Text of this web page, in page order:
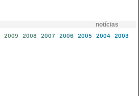
notícias
2009 2008 2007 2006 2005 2004 2003